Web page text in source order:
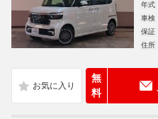
年式
車検
保証
住所
無
料